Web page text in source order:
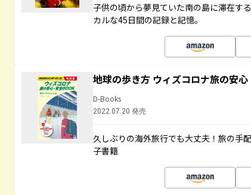
子供の頃から夢見ていた南の島に滞在す
カルな45日間の記録と記憶。
地球の歩き方 ウィズコロナ旅の安
D-Books
2022.07.20 発売
久しぶりの海外旅行でも大丈夫！旅の手
子書籍